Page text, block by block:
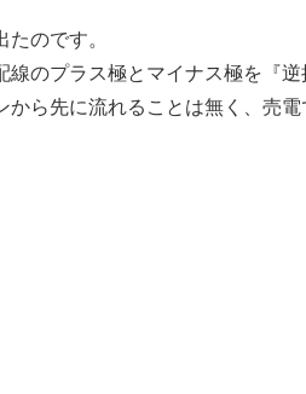
のです。
のプラス極とマイナス極を『
ら先に流れることは無く、売電